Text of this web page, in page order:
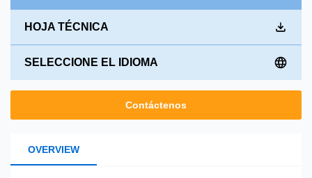
HOJA TÉCNICA
SELECCIONE EL IDIOMA
Contáctenos
OVERVIEW